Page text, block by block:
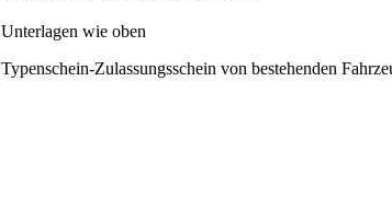
Unterlagen wie oben
Typenschein-Zulassungsschein von bestehenden